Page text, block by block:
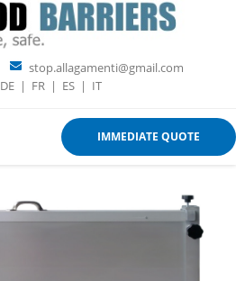
stop.allagamenti@gmail.com
DE| FR| ES| IT
IMMEDIATE QUOTE